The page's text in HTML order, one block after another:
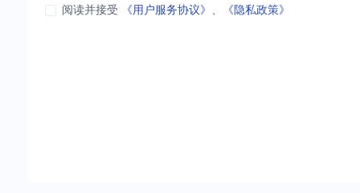
阅读并接受 《用户服务协议》 、 《隐私政策》